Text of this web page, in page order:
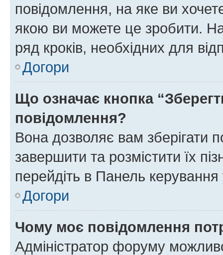
повідомлення, на яке ви
якою ви можете це зробити.
ряд кроків, необхідних для
Догори
Що означає кнопка
повідомлення?
Вона дозволяє вам зберігати
завершити та розмістити їх
перейдіть в Панель керування
Догори
Чому моє повідомлення
Адміністратор форуму